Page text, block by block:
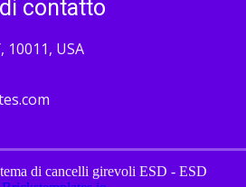
contatto
10011, USA
di cancelli girevoli ESD - ESD